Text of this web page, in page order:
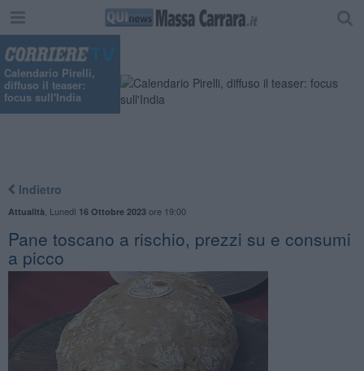
Calendario Pirelli,
diffuso il teaser:
focus sull'India
Indietro
Attualità Lunedì 16 Ottobre 2023ore 19:00
Pane toscano a rischio, prezzi su e consumi
a picco